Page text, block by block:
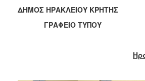
2020
2019
ΔΗΜΟΣ ΗΡΑΚΛΕΙΟΥ ΚΡΗΤΗΣ
ΓΡΑΦΕΙΟ ΤΥΠΟΥ